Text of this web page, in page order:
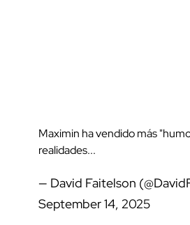
Maximin ha vendido más
realidades...
— David Faitelson
September 14, 2025